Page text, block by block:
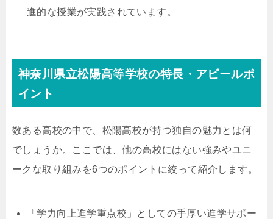
進的な授業が実践されています。
神奈川県立松陽高等学校の特長・アピールポ
イント
数ある高校の中で、松陽高校が持つ独自の魅力とは何
でしょうか。ここでは、他の高校にはない強みやユニ
ークな取り組みを6つのポイントに絞って紹介します。
「学力向上進学重点校」としての手厚い進学サポー